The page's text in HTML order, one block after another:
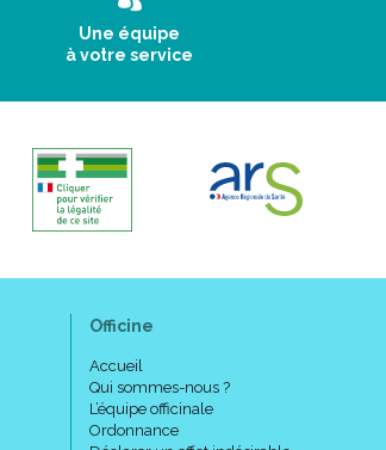
Une équipe
à votre service
Officine
Accueil
Qui sommes-nous ?
L’équipe officinale
Ordonnance